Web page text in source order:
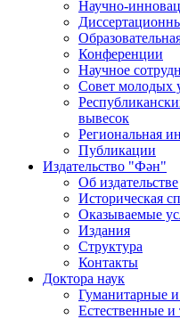
Научно-
Конференции
Научное
Совет
вывесок
Региональная
Публикации
Издательство "Фән"
Об издательстве
Историческая
Оказываемые
Издания
Структура
Контакты
Доктора наук
Гуманитарные
Естественные и